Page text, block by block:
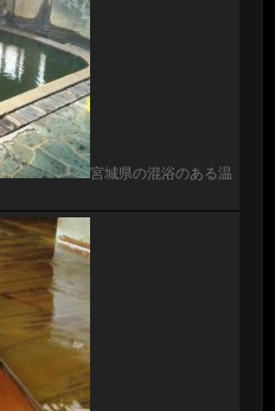
宮城県の混浴のある温